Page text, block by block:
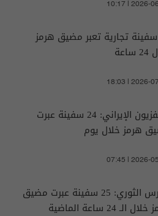
10:17 | 2026-
14 سفينة تجارية تعبر مضيق هرمز
18:03 | 2026-
التلفزيون الإيراني: 24 سفينة عبرت
هرمز خلال يوم
07:45 | 2026-
الحرس الثوري: 25 سفينة عبرت مضيق
الـ 24 ساعة الماضية